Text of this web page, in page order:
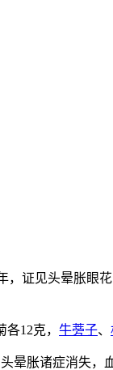
，证见头晕胀
12克， 牛蒡子、
晕胀诸症消失，